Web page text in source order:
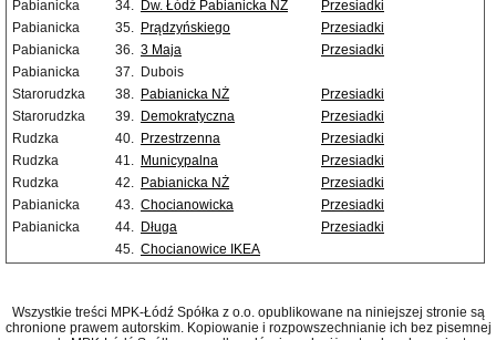
Pabianicka
34. Dw. Łódź Pabianicka NŻ
Przesiadki
Pabianicka
35. Prądzyńskiego
Przesiadki
Pabianicka
36. 3 Maja
Przesiadki
Pabianicka
37. Dubois
Starorudzka
38. Pabianicka NŻ
Przesiadki
Starorudzka
39. Demokratyczna
Przesiadki
Rudzka
40. Przestrzenna
Przesiadki
Rudzka
41. Municypalna
Przesiadki
Rudzka
42. Pabianicka NŻ
Przesiadki
Pabianicka
43. Chocianowicka
Przesiadki
Pabianicka
44. Długa
Przesiadki
45. Chocianowice IKEA
Wszystkie treści MPK-Łódź Spółka z o.o. opublikowane na niniejszej stronie są
chronione prawem autorskim. Kopiowanie i rozpowszechnianie ich bez pisemnej